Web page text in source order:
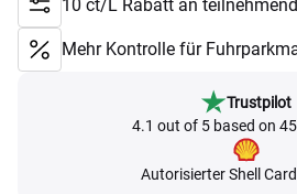
10 ct/L Rabatt an
Mehr Kontrolle für
Trustpilot
4.1 out of 5 based on
Autorisierter Shell